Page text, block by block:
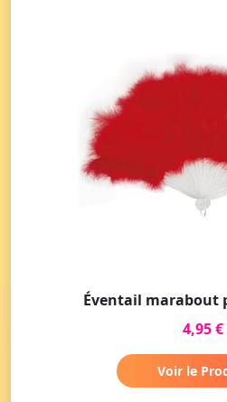
Éventail marabout
4,95 €
Voir le